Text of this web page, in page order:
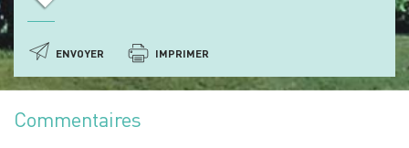
ENVOYER IMPRIMER
Commentaires